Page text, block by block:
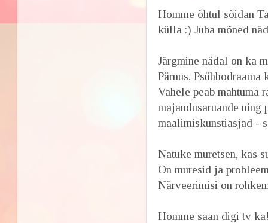
Homme õhtul sõidan
külla :) Juba mõned
Järgmine nädal on ka
Pärnus.
Vahele peab mahtuma
majandusaruande
maalimiskunstiasjad -
Natuke muretsen, kas
On muresid ja
Närveerimisi on
Homme saan digi tv